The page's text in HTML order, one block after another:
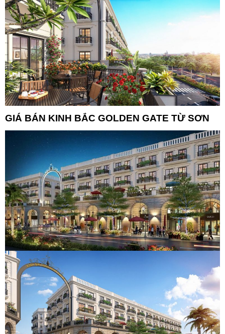
GIÁ BÁN KINH BẮC GOLDEN GATE TỪ SƠN